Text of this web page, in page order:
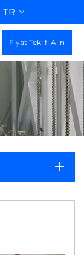
TR
Fiyat Teklifi Alın